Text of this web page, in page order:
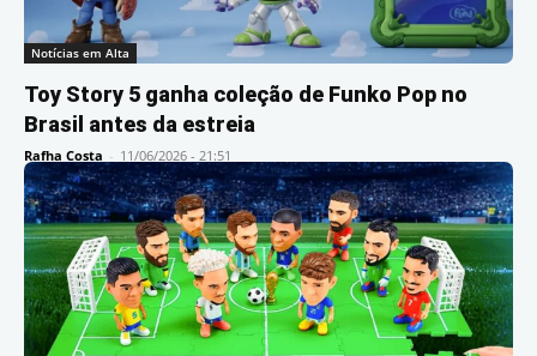
Notícias em Alta
Toy Story 5 ganha coleção de Funko Pop no
Brasil antes da estreia
Rafha Costa - 11/06/2026 - 21:51